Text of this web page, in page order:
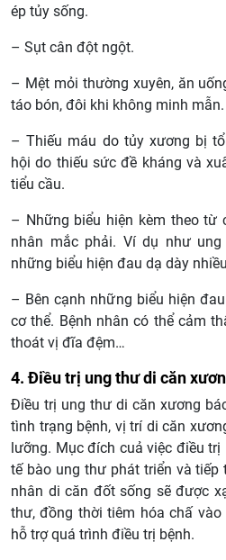
ép tủy sống.
– Sụt cân đột ngột.
– Mệt mỏi thường xuyên, ăn
táo bón, đôi khi không minh mẫn.
– Thiếu máu do tủy xương bị
hội do thiếu sức đề kháng và
tiểu cầu.
– Những biểu hiện kèm theo từ
nhân mắc phải. Ví dụ như
những biểu hiện đau dạ dày
– Bên cạnh những biểu hiện
cơ thể. Bệnh nhân có thể cảm
thoát vị đĩa đệm…
4. Điều trị ung thư di căn
Điều trị ung thư di căn xương
tình trạng bệnh, vị trí di căn
lưỡng. Mục đích cuả việc điều
tế bào ung thư phát triển và tiếp
nhân di căn đốt sống sẽ được
thư, đồng thời tiêm hóa chấ
hỗ trợ quá trình điều trị bệnh.